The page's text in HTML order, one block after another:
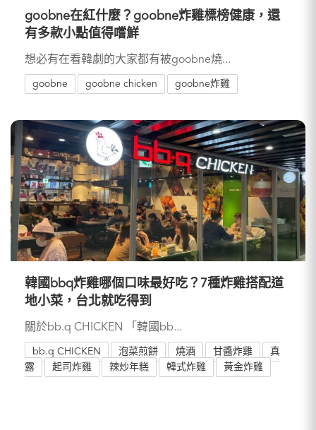
goobne在紅什麼？goobne炸雞標榜健康，還
有多款小點值得嚐鮮
想必有在看韓劇的大家都有被goobne燒...
goobne goobne chicken goobne炸雞
韓國bbq炸雞哪個口味最好吃？7種炸雞搭配道
地小菜，台北就吃得到
關於bb.q CHICKEN 「韓國bb...
bb.q CHICKEN 泡菜煎餅 燒酒 甘醬炸雞
真
露
起司炸雞 辣炒年糕 韓式炸雞 黃金炸雞